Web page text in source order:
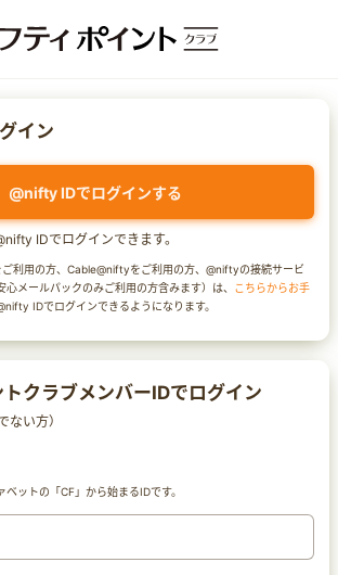
イン
@nifty IDでログインする
IDでログインできます。
利用の方、Cable@niftyをご利用の方、@niftyの接続サービ
心メールパックのみご利用の方含みます）は、 こちらからお手
IDでログインできるようになります。
クラブメンバーIDでログイン
ない方）
ットの「CF」から始まるIDです。